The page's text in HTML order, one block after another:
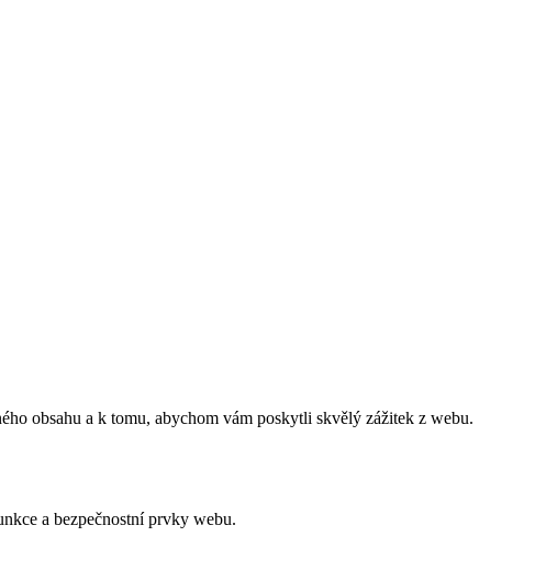
obsahu a k tomu, abychom vám poskytli skvělý zážitek z webu.
a bezpečnostní prvky webu.